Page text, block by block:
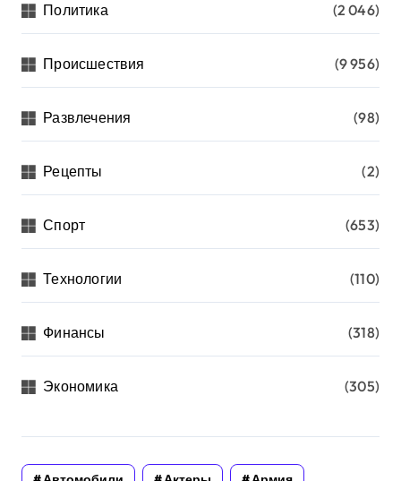
Политика (2 046)
Происшествия (9 956)
Развлечения (98)
Рецепты (2)
Спорт (653)
Технологии (110)
Финансы (318)
Экономика (305)